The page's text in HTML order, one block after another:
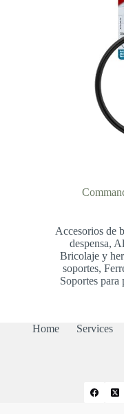
Accesorios de
despensa,
Bricolaje y
soportes,
Soportes para
Home Services